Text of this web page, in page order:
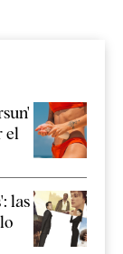
el
las